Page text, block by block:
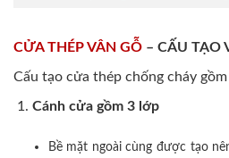
CỬA THÉP VÂN GỖ – CẤU TẠO
Cấu tạo cửa thép chống cháy
Cánh cửa gồm 3 lớp
Bề mặt ngoài cùng được tạo